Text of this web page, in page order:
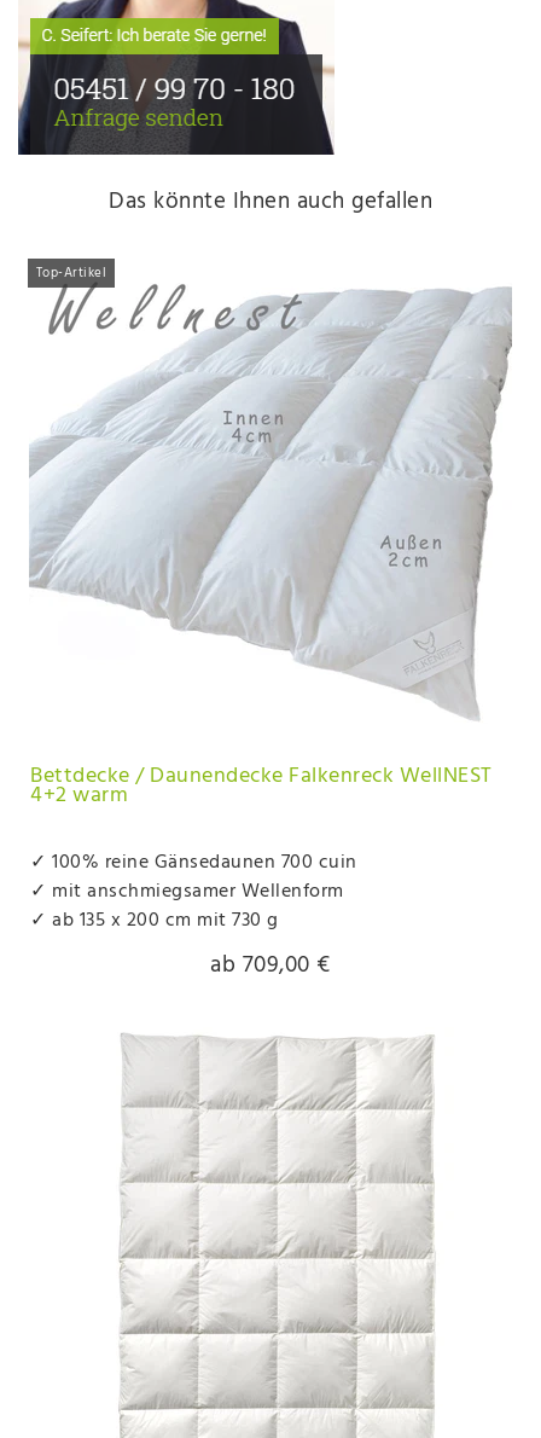
Das könnte Ihnen auch gefallen
Top-Artikel
Bettdecke / Daunendecke Falkenreck WellNEST
4+2 warm
✓ 100% reine Gänsedaunen 700 cuin
✓ mit anschmiegsamer Wellenform
✓ ab 135 x 200 cm mit 730 g
ab 709,00 €